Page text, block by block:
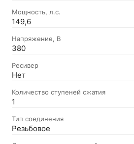
Мощность, л.с.
149,6
Напряжение, В
380
Ресивер
Нет
Количество ступеней сжатия
1
Тип соединения
Резьбовое